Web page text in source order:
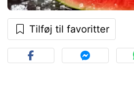
Tilføj til favoritter